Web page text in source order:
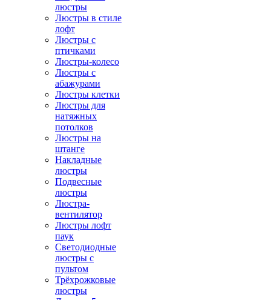
люстры
Люстры в стиле
лофт
Люстры с
птичками
Люстры-колесо
Люстры с
абажурами
Люстры клетки
Люстры для
натяжных
потолков
Люстры на
штанге
Накладные
люстры
Подвесные
люстры
Люстра-
вентилятор
Люстры лофт
паук
Светодиодные
люстры с
пультом
Трёхрожковые
люстры